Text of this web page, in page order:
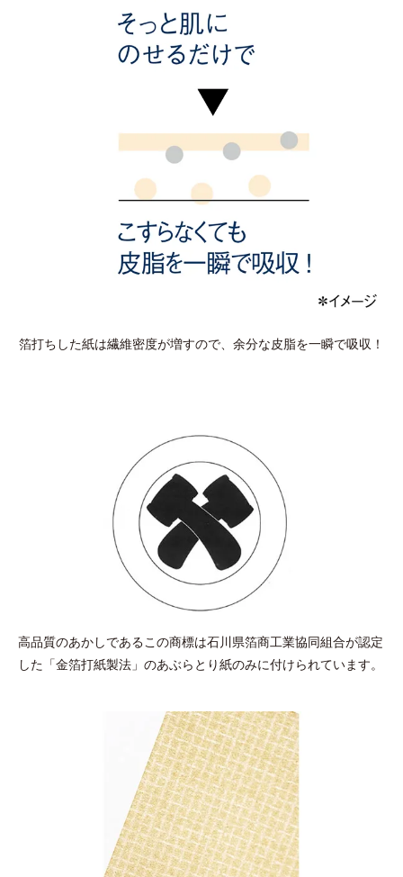
箔打ちした紙は繊維密度が増すので、余分な皮脂を一瞬で吸収！
高品質のあかしであるこの商標は石川県箔商工業協同組合が認定
した「金箔打紙製法」のあぶらとり紙のみに付けられています。